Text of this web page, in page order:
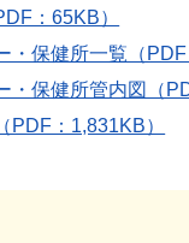
：65KB）
・保健所一覧（PDF
・保健所管内図（
PDF：1,831KB）